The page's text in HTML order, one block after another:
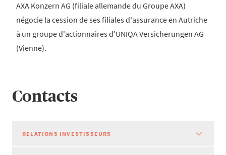
AXA Konzern AG (filiale allemande du Groupe AXA)
négocie la cession de ses filiales d'assurance en Autriche
à un groupe d'actionnaires d'UNIQA Versicherungen AG
(Vienne).
Contacts
RELATIONS INVESTISSEURS